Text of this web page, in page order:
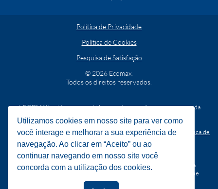
Política de Privacidade
Política de Cookies
Pesquisa de Satisfação
© 2026 Ecomax.
Todos os direitos reservados.
A ECOMAX está comprometida com a transparência e segurança da
O usuário pode requerer quaisquer dos seus direitos(item 8 da Política de
Privacidade
mediante solicitação escrita a ser direcionada ao e-
mail:ecomax_lgpd@ecomax-cdi.com.br
A ECOMAX se reserva o direito de solicitar, a qualquer tempo, a
comprovação da identidade do titular por qualquer meio que julgue
necessário.
Utilizamos cookies em nosso site para ver como
você interage e melhorar a sua experiência de
navegação. Ao clicar em “Aceito” ou ao
continuar navegando em nosso site você
concorda com a utilização dos cookies.